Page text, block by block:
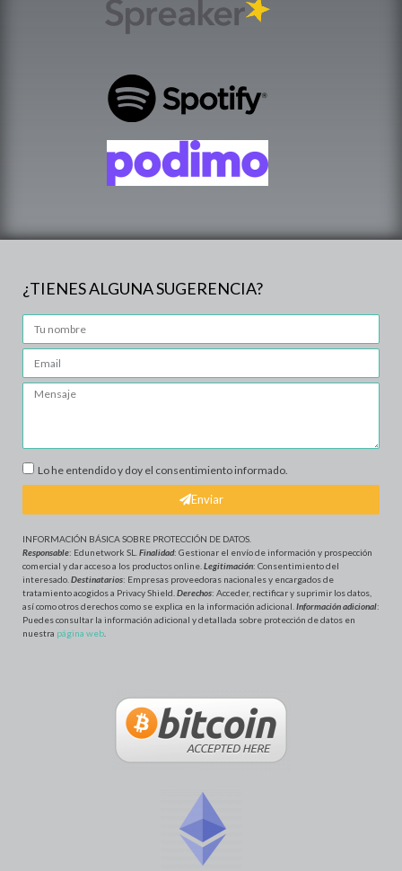
¿TIENES ALGUNA SUGERENCIA?
Lo he entendido y doy el consentimiento informado.
Enviar
INFORMACIÓN BÁSICA SOBRE PROTECCIÓN DE DATOS
Responsable: Edunetwork SL. Finalidad: Gestionar el envío de información y prospección
comercial y dar acceso a los productos online. Legitimación: Consentimiento del
interesado. Destinatarios: Empresas proveedoras nacionales y encargados de
tratamiento acogidos a Privacy Shield. Derechos: Acceder, rectificar y suprimir los datos,
así como otros derechos como se explica en la información adicional. Información adicional:
Puedes consultar la información adicional y detallada sobre protección de datos en
nuestra página web